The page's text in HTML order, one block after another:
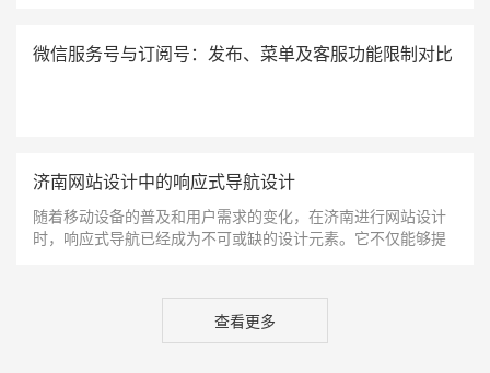
微信服务号与订阅号：发布、菜单及客服功能限制对比
济南网站设计中的响应式导航设计
随着移动设备的普及和用户需求的变化，在济南进行网站设计
时，响应式导航已经成为不可或缺的设计元素。它不仅能够提
查看更多